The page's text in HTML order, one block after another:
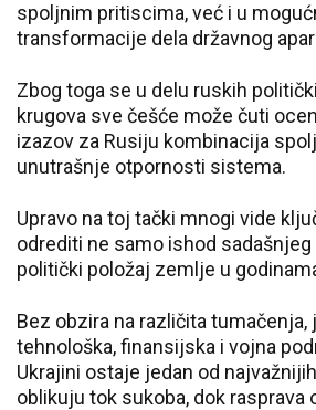
spoljnim pritiscima, već i u
transformacije dela državnog
Zbog toga se u delu ruskih
krugova sve češće može čuti
izazov za Rusiju kombinacija
unutrašnje otpornosti sistema.
Upravo na toj tački mnogi vide
odrediti ne samo ishod sadašnjeg
politički položaj zemlje u
Bez obzira na različita
tehnološka, finansijska i vojna
Ukrajini ostaje jedan od
oblikuju tok sukoba, dok rasprava